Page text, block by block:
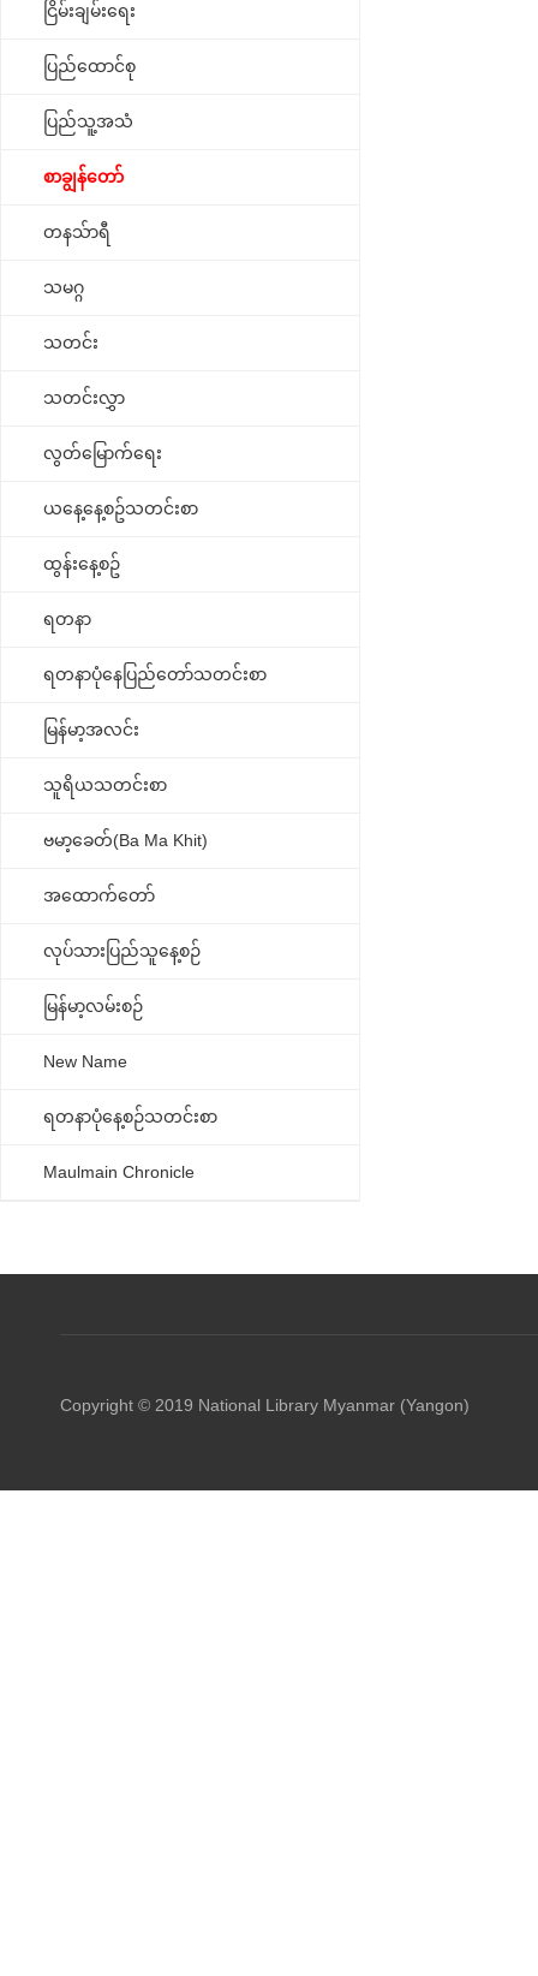
ငြိမ်းချမ်းရေး
ပြည်ထောင်စု
ပြည်သူ့အသံ
စာချွန်တော်
တနသ်ာရီ
သမဂ္ဂ
သတင်း
သတင်းလွှာ
လွတ်မြောက်ရေး
ယနေ့နေ့စဥ်သတင်းစာ
ထွန်းနေ့စဥ်
ရတနာ
ရတနာပုံနေပြည်တော်သတင်းစာ
မြန်မာ့အလင်း
သူရိယသတင်းစာ
ဗမာ့ခေတ်(Ba Ma Khit)
အထောက်တော်
လုပ်သားပြည်သူနေ့စဉ်
မြန်မာ့လမ်းစဉ်
New Name
ရတနာပုံနေ့စဉ်သတင်းစာ
Maulmain Chronicle
Copyright © 2019 National Library Myanmar (Yangon)